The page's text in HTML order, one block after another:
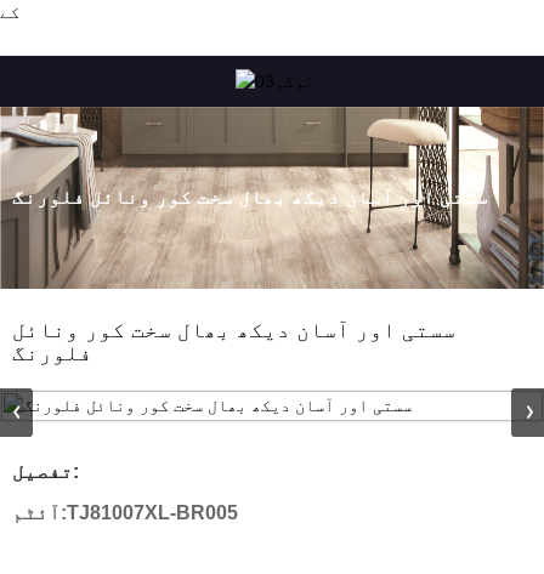
کے
سستی اور آسان دیکھ بھال سخت کور ونائل فلورنگ
سستی اور آسان دیکھ بھال سخت کور ونائل
فلورنگ
تفصیل:
آئٹم:TJ81007XL-BR005